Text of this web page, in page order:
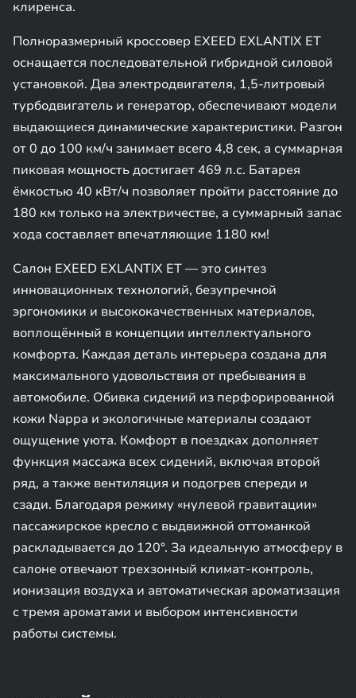
клиренса.
Полноразмерный кроссовер EXEED EXLANTIX ET
оснащается последовательной гибридной силовой
установкой. Два электродвигателя, 1,5-литровый
турбодвигатель и генератор, обеспечивают модели
выдающиеся динамические характеристики. Разгон
от 0 до 100 км/ч занимает всего 4,8 сек, а суммарная
пиковая мощность достигает 469 л.с. Батарея
ёмкостью 40 кВт/ч позволяет пройти расстояние до
180 км только на электричестве, а суммарный запас
хода составляет впечатляющие 1180 км!
Салон EXEED EXLANTIX ET — это синтез
инновационных технологий, безупречной
эргономики и высококачественных материалов,
воплощённый в концепции интеллектуального
комфорта. Каждая деталь интерьера создана для
максимального удовольствия от пребывания в
автомобиле. Обивка сидений из перфорированной
кожи Nappa и экологичные материалы создают
ощущение уюта. Комфорт в поездках дополняет
функция массажа всех сидений, включая второй
ряд, а также вентиляция и подогрев спереди и
сзади. Благодаря режиму «нулевой гравитации»
пассажирское кресло с выдвижной оттоманкой
раскладывается до 120°. За идеальную атмосферу в
салоне отвечают трехзонный климат-контроль,
ионизация воздуха и автоматическая ароматизация
с тремя ароматами и выбором интенсивности
работы системы.